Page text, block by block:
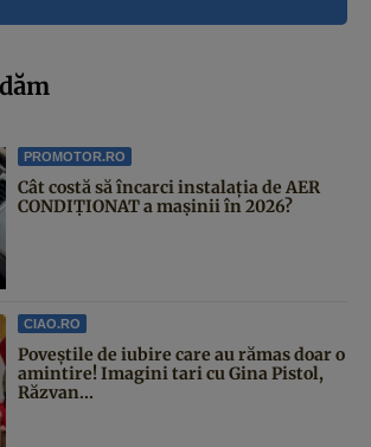
PROMOTOR.RO
Cât costă să încarci instalația de AER
CONDIȚIONAT a mașinii în 2026?
CIAO.RO
Poveştile de iubire care au rămas doar o
amintire! Imagini tari cu Gina Pistol,
Răzvan...